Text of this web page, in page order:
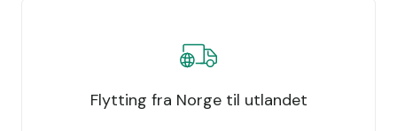
Flytting fra Norge til utlandet